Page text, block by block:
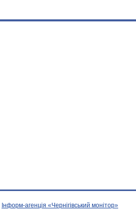
Інформ-агенція «Чернігівський монітор»